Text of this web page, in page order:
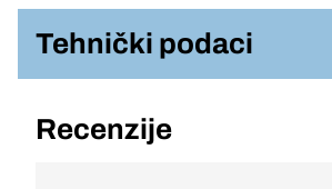
Tehnički podaci
Recenzije